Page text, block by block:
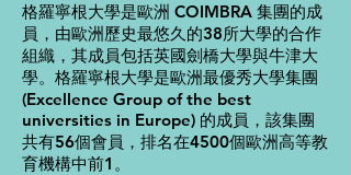
格羅寧根大學是歐洲 COIMBRA 集團的成
員，由歐洲歷史最悠久的38所大學的合作
組織，其成員包括英國劍橋大學與牛津大
學。格羅寧根大學是歐洲最優秀大學集團
(Excellence Group of the best
universities in Europe) 的成員，該集團
共有56個會員，排名在4500個歐洲高等教
育機構中前1。